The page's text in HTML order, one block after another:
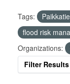
Tags:
flood risk
Organizations:
Filter Results